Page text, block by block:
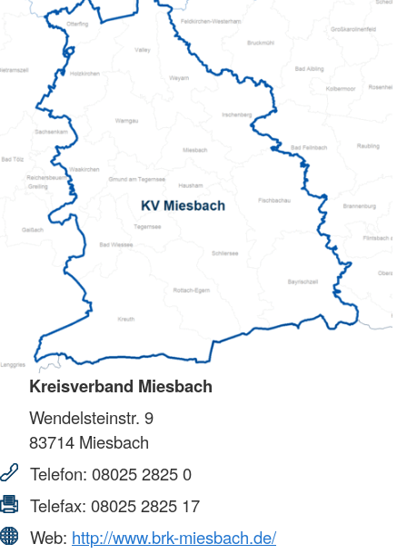
Kreisverband Miesbach
Wendelsteinstr. 9
83714 Miesbach
Telefon: 08025 2825 0
Telefax: 08025 2825 17
Web: http://www.brk-miesbach.de/